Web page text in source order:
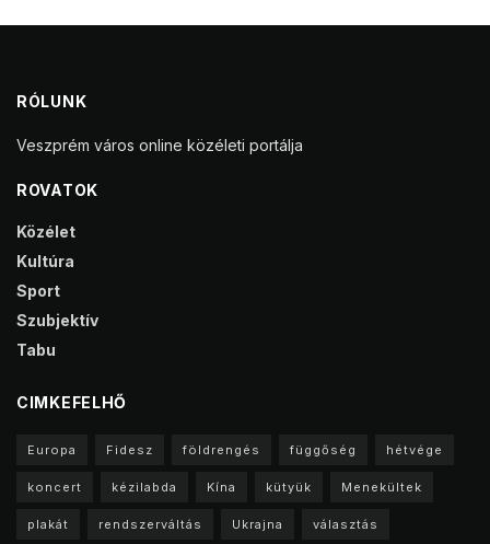
RÓLUNK
Veszprém város online közéleti portálja
ROVATOK
Közélet
Kultúra
Sport
Szubjektív
Tabu
CIMKEFELHŐ
Europa Fidesz földrengés függőség hétvége
koncert kézilabda Kína kütyük Menekültek
plakát rendszerváltás Ukrajna választás